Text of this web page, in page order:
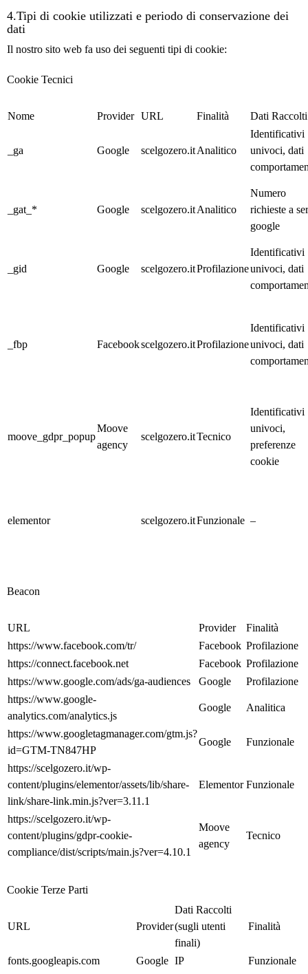
4.Tipi di cookie utilizzati e periodo di conservazione dei
dati
Il nostro sito web fa uso dei seguenti tipi di cookie:
Cookie Tecnici
Nome Provider URL Finalità Dati Raccolti
_ga Google scelgozero.itAnalitico
Identificativi
univoci, dati
_gat_* Google scelgozero.itAnalitico
Numero
richieste a
google
_gid Google scelgozero.itProfilazione
Identificativi
univoci, dati
_fbp Facebookscelgozero.itProfilazione
Identificativi
univoci, dati
moove_gdpr_popup
Moove
agency
scelgozero.itTecnico
Identificativi
univoci,
preferenze
cookie
elementor scelgozero.itFunzionale –
Beacon
URL Provider
Finalità
https://www.facebook.com/tr/
Facebook Profilazione
https://connect.facebook.net
Facebook Profilazione
https://www.google.com/ads/ga-audiences
Google
Profilazione
https://www.google-
analytics.com/analytics.js
Google Analitica
https://www.googletagmanager.com/gtm.js?
id=GTM-TN847HP
Google Funzionale
https://scelgozero.it/wp-
content/plugins/elementor/assets/lib/share-
link/share-link.min.js?ver=3.11.1
Elementor Funzionale
https://scelgozero.it/wp-
content/plugins/gdpr-cookie-
compliance/dist/scripts/main.js?ver=4.10.1
Moove
agency
Tecnico
Cookie Terze Parti
URL Provider
Dati Raccolti
(sugli utenti
finali)
Finalità
fonts.googleapis.com Google IP
Funzionale